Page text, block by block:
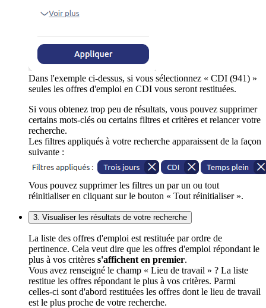
Dans l'exemple ci-dessus, si vous sélectionnez « CDI (941) »
seules les offres d'emploi en CDI vous seront restituées.
Si vous obtenez trop peu de résultats, vous pouvez supprimer
certains mots-clés ou certains filtres et critères et relancer votre
recherche.
Les filtres appliqués à votre recherche apparaissent de la façon
suivante :
Vous pouvez supprimer les filtres un par un ou tout
réinitialiser en cliquant sur le bouton « Tout réinitialiser ».
3. Visualiser les résultats de votre recherche
La liste des offres d'emploi est restituée par ordre de
pertinence. Cela veut dire que les offres d'emploi répondant le
plus à vos critères s'affichent en premier.
Vous avez renseigné le champ « Lieu de travail » ? La liste
restitue les offres répondant le plus à vos critères. Parmi
celles-ci sont d'abord restituées les offres dont le lieu de travail
est le plus proche de votre recherche.